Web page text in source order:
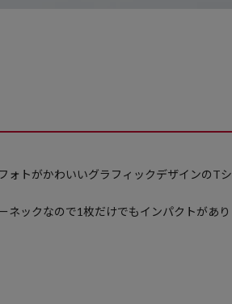
ォトがかわいいグラフィックデザインのTシ
ネックなので1枚だけでもインパクトがあり